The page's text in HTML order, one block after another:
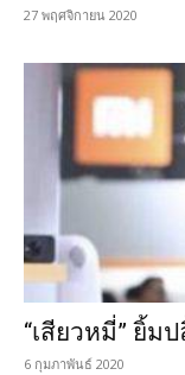
27 พฤศจิกายน 2020
“เสียวหมี่” ยิ้ม
6 กุมภาพันธ์ 2020